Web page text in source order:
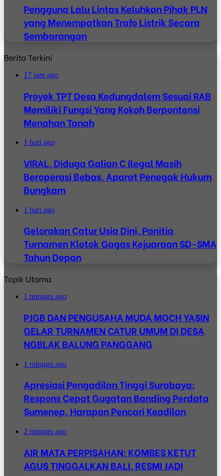
Pengguna Lalu Lintas Keluhkan Pihak PLN
yang Menempatkan Trafo Listrik Secara
Sembarangan
Berita Terkini
17 jam ago
Proyek TPT Desa Kedungdalem Sesuai RAB
Memiliki Fungsi Yang Kokoh Berpontensi
Menahan Tanah
1 hari ago
VIRAL, Diduga Galian C Ilegal Masih
Beroperasi Bebas, Aparat Penegak Hukum
Bungkam
1 hari ago
Gelorakan Catur Usia Dini, Panitia
Turnamen Klotok Gagas Kejuaraan SD-SMA
Tahun Depan
Topik Utama
1 minggu ago
PJGB DAN PENGUSAHA MUDA MOCH YASIN
GELAR TURNAMEN CATUR UMUM DI DESA
NGBLAK BALUNG PANGGANG
1 minggu ago
Apresiasi Pengadilan Tinggi Surabaya:
Respons Cepat Gugatan Banding Perdata
Sumenep, Harapan Pencari Keadilan
2 minggu ago
AIR MATA PERPISAHAN: KOMBES KETUT
AGUS TINGGALKAN BALI, RESMI JADI